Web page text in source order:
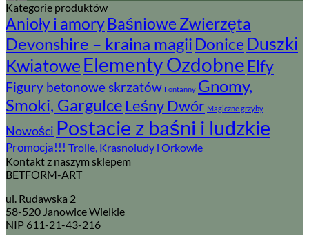
Kategorie produktów
Anioły i amoryBaśniowe Zwierzęta
Devonshire – kraina magii Donice Duszki
Kwiatowe Elementy Ozdobne Elfy
Figury betonowe skrzatów Fontanny Gnomy,
Smoki, Gargulce Leśny Dwór Magiczne grzyby
Nowości Postacie z baśni i ludzkie
Promocja!!! Trolle, Krasnoludy i Orkowie
Kontakt z naszym sklepem
BETFORM-ART
ul. Rudawska 2
58-520 Janowice Wielkie
NIP 611-21-43-216